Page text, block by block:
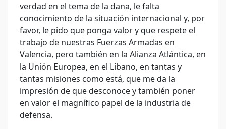
verdad en el tema de la dana, le falta
conocimiento de la situación internacional y, por
favor, le pido que ponga valor y que respete el
trabajo de nuestras Fuerzas Armadas en
Valencia, pero también en la Alianza Atlántica, en
la Unión Europea, en el Líbano, en tantas y
tantas misiones como está, que me da la
impresión de que desconoce y también poner
en valor el magnífico papel de la industria de
defensa.